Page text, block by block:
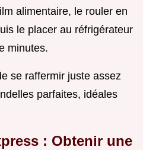
alimentaire, le rouler en
le placer au réfrigérateur
minutes.
se raffermir juste assez
parfaites, idéales
: Obtenir une